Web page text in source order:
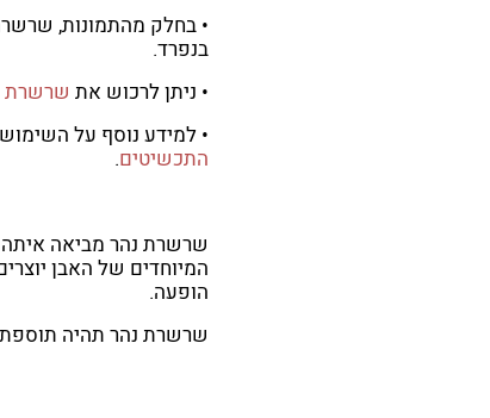
• בחלק מהתמונות,
בנפרד.
• ניתן לרכוש את שרשרת
• למידע נוסף על
התכשיטים.
שרשרת נהר מביאה איתה
המיוחדים של האבן
הופעה.
שרשרת נהר תהיה